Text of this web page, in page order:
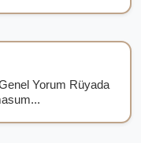
Yorum Rüyada